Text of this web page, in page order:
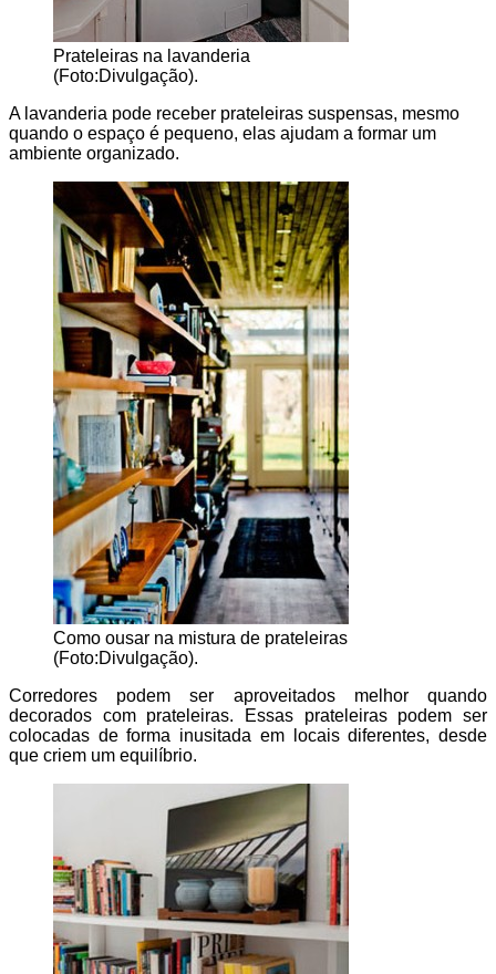
Prateleiras na lavanderia
(Foto:Divulgação).
A lavanderia pode receber prateleiras suspensas, mesmo
quando o espaço é pequeno, elas ajudam a formar um
ambiente organizado.
Como ousar na mistura de prateleiras
(Foto:Divulgação).
Corredores podem ser aproveitados melhor quando
decorados com prateleiras. Essas prateleiras podem ser
colocadas de forma inusitada em locais diferentes, desde
que criem um equilíbrio.